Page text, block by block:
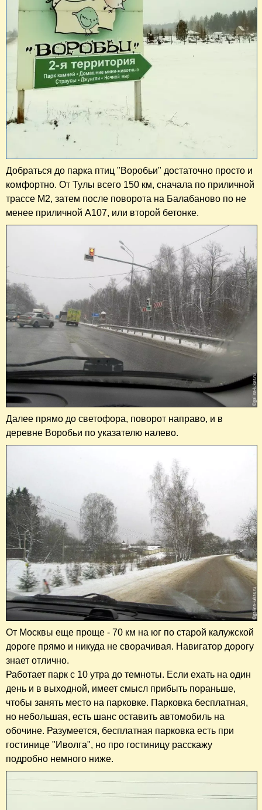
Добраться до парка птиц "Воробьи" достаточно просто и
комфортно. От Тулы всего 150 км, сначала по приличной
трассе М2, затем после поворота на Балабаново по не
менее приличной А107, или второй бетонке.
Далее прямо до светофора, поворот направо, и в
деревне Воробьи по указателю налево.
От Москвы еще проще - 70 км на юг по старой калужской
дороге прямо и никуда не сворачивая. Навигатор дорогу
знает отлично.
Работает парк с 10 утра до темноты. Если ехать на один
день и в выходной, имеет смысл прибыть пораньше,
чтобы занять место на парковке. Парковка бесплатная,
но небольшая, есть шанс оставить автомобиль на
обочине. Разумеется, бесплатная парковка есть при
гостинице "Иволга", но про гостиницу расскажу
подробно немного ниже.